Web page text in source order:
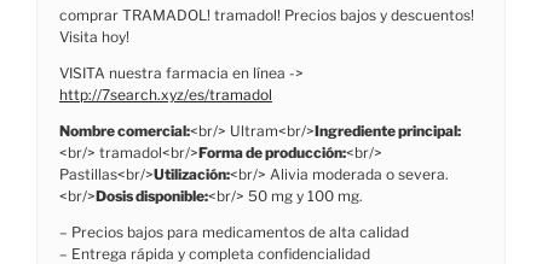
comprar TRAMADOL! tramadol! Precios bajos y descuentos!
Visita hoy!
VISITA nuestra farmacia en línea ->
http://7search.xyz/es/tramadol
Nombre comercial:<br/> Ultram<br/>Ingrediente principal:
<br/> tramadol<br/>Forma de producción:<br/>
Pastillas<br/>Utilización:<br/> Alivia moderada o severa.
<br/>Dosis disponible:<br/> 50 mg y 100 mg.
– Precios bajos para medicamentos de alta calidad
– Entrega rápida y completa confidencialidad